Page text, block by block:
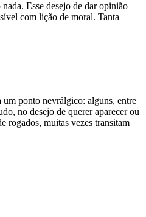
Esse desejo de dar opinião
com lição de moral. Tanta
um ponto nevrálgico: alguns, entre
no desejo de querer aparecer ou
rogados, muitas vezes transitam